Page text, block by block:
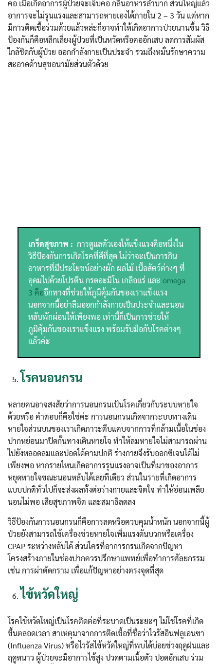
คอ เมื่อเกิดอาการผู้ป่วยจะเจ็บคอ กลืนอาหารลำบาก ส่วนใหญ่แล้ว
อาการจะไม่รุนแรงและสามารถหายเองได้ภายใน 2 – 3 วัน แต่หาก
มีการติดเชื้อร่วมด้วยแล้วหล่ะก็อาจทำให้เกิดอาการป่วยนานขึ้น วิธี
ป้องกันก็คือหลีกเลี่ยงผู้ป่วยที่เป็นหวัดหรือคออักเสบ ลดการสัมผัส
ใกล้ชิดกับผู้ป่วย ออกกำลังกายเป็นประจำ รวมถึงหมั่นรักษาความ
สะอาดด้านสุขอนามัยส่วนตัวด้วย
เกร็ดสุขภาพ : การดูแลตัวเองให้แข็งแรงคือหนึ่งใน
วิธีป้องกันการเกิดโรคที่ดีที่สุด ไม่ว่าจะเป็นการกิน
อาหารที่มีประโยชน์อย่างผัก ผลไม้ เนื้อสัตว์ต่างๆ ที่
อุดมไปด้วยโปรตีน กรดอะมิโน เกลือแร่ และ omega
3 คืออีกทางที่ช่วยให้ภูมิคุ้มกันของเราแข็งแรง
นอกจากนี้อย่าลืมออกกำลังกายเป็นประจำและนอน
หลับพักผ่อนให้เพียงพอ เท่านี้ก็เป็นการช่วยให้
ภูมิคุ้มกันของเราแข็งแรง พร้อมรับมือกับโรคต่างๆ
แล้วค่ะ
โรคนอนกรน
หลายคนอาจสงสัยว่าการนอนกรนเป้นโรคเกี่ยวกับระบบหายใจ
ด้วยหรือ คำตอบก็คือใช่ค่ะ การนอนกรนเกิดจากระบบทางเดิน
หายใจส่วนบนของเราเกิดภาวะตีบแคบจากการที่กล้ามเนื้อในช่อง
ปากหย่อนมาปิดกั้นทางเดินหายใจ ทำให้ลมหายใจไม่สามารถผ่าน
ไปยังหลอดลมและปอดได้ตามปกติ ร่างกายจึงรับออกซิเจนได้ไม่
เพียงพอ หากรายไหนเกิดอาการรุนแรงอาจเป็นที่มาของอาการ
หยุดหายใจขณะนอนหลับได้เลยทีเดียว ส่วนในรายที่เกิดอาการ
แบบปกติทั่วไปก็จะส่งผลทั้งต่อร่างกายและจิตใจ ทำให้อ่อนเพลีย
นอนไม่พอ เสียสุขภาพจิต และสมาธิลดลง
วิธีป้องกันการนอนกรนก็คือการลดหรือควบคุมน้ำหนัก นอกจากนี้ผู้
ป่วยยังสามารถใช้เครื่องช่วยหายใจเพิ่มแรงดันบวกหรือเครื่อง
CPAP ระหว่างหลับได้ ส่วนใครที่อาการกรนเกิดจากปัญหา
โครงสร้างภายในช่องปากควรปรึกษาแพทย์เพื่อทำการศัลยกรรม
เช่น การผ่าตัดกราม เพื่อแก้ปัญหาอย่างตรงจุดที่สุด
ไข้หวัดใหญ่
โรคไข้หวัดใหญ่เป็นโรคติดต่อที่ระบาดเป็นระยะๆ ไม่ใช่โรคที่เกิด
ขึ้นตลอดเวลา สาเหตุมาจากการติดเชื้อที่ชื่อว่าไวรัสอินฟลูเอนซา
(Influenza Virus) หรือไวรัสไข้หวัดใหญ่ที่พบได้บ่อยช่วงฤดูฝนและ
ฤดูหนาว ผู้ป่วยจะมีอาการไข้สูง ปวดตามเนื้อตัว ปอดอักเสบ ร่วม